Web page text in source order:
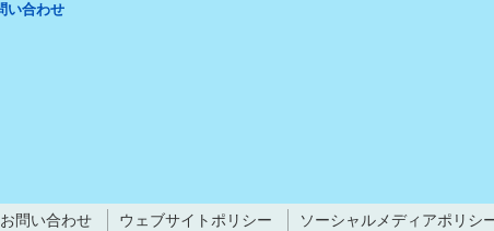
い合わせ
お問い合わせ ウェブサイトポリシー ソーシャルメディアポリシ